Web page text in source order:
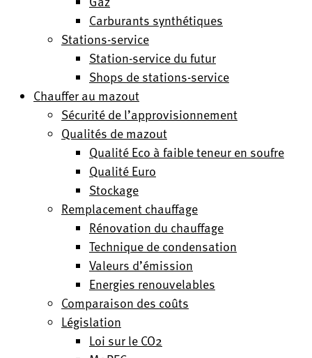
Carburants synthétiques
Stations-service
Station-service du futur
Shops de stations-service
Chauffer au mazout
Sécurité de l’approvisionnement
Qualités de mazout
Qualité Eco à faible teneur en soufre
Qualité Euro
Stockage
Remplacement chauffage
Rénovation du chauffage
Technique de condensation
Valeurs d’émission
Energies renouvelables
Comparaison des coûts
Législation
Loi sur le CO2